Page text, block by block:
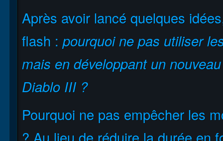
Après avoir lancé quelques
flash : pourquoi ne pas utiliser
mais en développant un
Diablo III ?
Pourquoi ne pas empêcher les